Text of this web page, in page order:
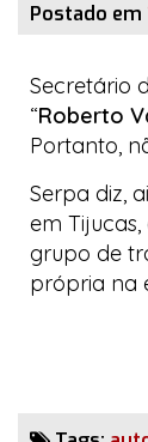
Postado em
Secretário
“Roberto
Portanto,
Serpa diz,
em
grupo de
própria na